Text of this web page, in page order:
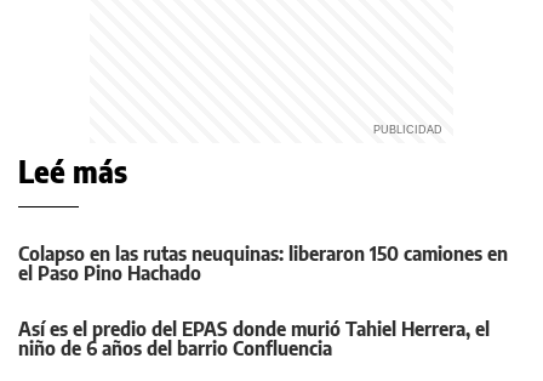
Leé más
Colapso en las rutas neuquinas: liberaron 150 camiones en
el Paso Pino Hachado
Así es el predio del EPAS donde murió Tahiel Herrera, el
niño de 6 años del barrio Confluencia